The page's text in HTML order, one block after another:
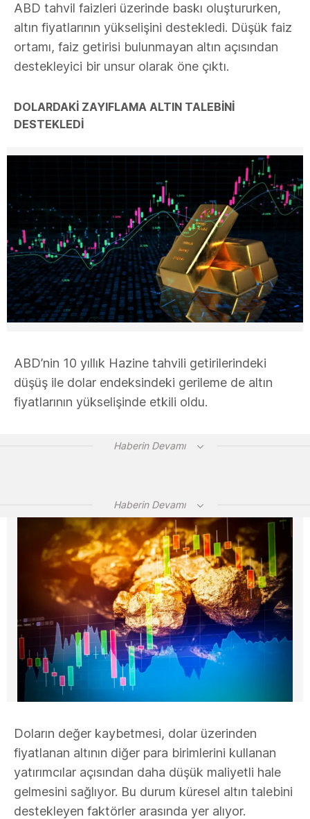
ABD tahvil faizleri üzerinde baskı oluştururken,
altın fiyatlarının yükselişini destekledi. Düşük faiz
ortamı, faiz getirisi bulunmayan altın açısından
destekleyici bir unsur olarak öne çıktı.
DOLARDAKİ ZAYIFLAMA ALTIN TALEBİNİ
DESTEKLEDİ
ABD’nin 10 yıllık Hazine tahvili getirilerindeki
düşüş ile dolar endeksindeki gerileme de altın
fiyatlarının yükselişinde etkili oldu.
Haberin Devamı
Haberin Devamı
Doların değer kaybetmesi, dolar üzerinden
fiyatlanan altının diğer para birimlerini kullanan
yatırımcılar açısından daha düşük maliyetli hale
gelmesini sağlıyor. Bu durum küresel altın talebini
destekleyen faktörler arasında yer alıyor.